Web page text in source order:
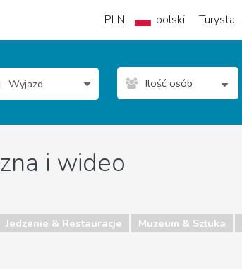
PLN polski Turysta
Ilość osób
i wideo
Jedzenie & Restauracje Muzeum & Sztuka